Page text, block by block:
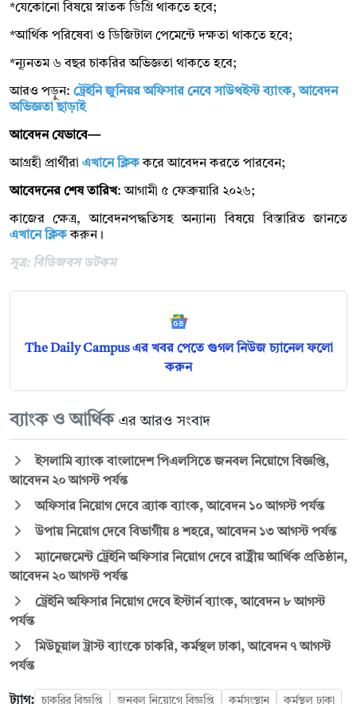
*যেকোনো বিষয়ে স্নাতক ডিগ্রি থাকতে হবে;
*আর্থিক পরিষেবা ও ডিজিটাল পেমেন্টে দক্ষতা থাকতে হবে;
*ন্যূনতম ৬ বছর চাকরির অভিজ্ঞতা থাকতে হবে;
আরও পড়ুন: ট্রেইনি জুনিয়র অফিসার নেবে সাউথইস্ট ব্যাংক, আবেদন
অভিজ্ঞতা ছাড়াই
আবেদন যেভাবে—
আগ্রহী প্রার্থীরা এখানে ক্লিককরে আবেদন করতে পারবেন;
আবেদনের শেষ তারিখ: আগামী ৫ ফেব্রুয়ারি ২০২৬;
কাজের ক্ষেত্র, আবেদনপদ্ধতিসহ অন্যান্য বিষয়ে বিস্তারিত জানতে
এখানে ক্লিককরুন।
সূত্র: বিডিজবস ডটকম
The Daily Campus এর খবর পেতে গুগল নিউজ চ্যানেল ফলো
করুন
ব্যাংক ও আর্থিক এর আরও সংবাদ
ইসলামি ব্যাংক বাংলাদেশ পিএলসিতে জনবল নিয়োগে বিজ্ঞপ্তি,
আবেদন ২০ আগস্ট পর্যন্ত
অফিসার নিয়োগ দেবে ব্র্যাক ব্যাংক, আবেদন ১০ আগস্ট পর্যন্ত
উপায় নিয়োগ দেবে বিভাগীয় ৪ শহরে, আবেদন ১৩ আগস্ট পর্যন্ত
ম্যানেজমেন্ট ট্রেইনি অফিসার নিয়োগ দেবে রাষ্ট্রীয় আর্থিক প্রতিষ্ঠান,
আবেদন ২০ আগস্ট পর্যন্ত
ট্রেইনি অফিসার নিয়োগ দেবে ইস্টার্ন ব্যাংক, আবেদন ৮ আগস্ট
পর্যন্ত
মিউচুয়াল ট্রাস্ট ব্যাংকে চাকরি, কর্মস্থল ঢাকা, আবেদন ৭ আগস্ট
পর্যন্ত
ট্যাগ: চাকরির বিজ্ঞপ্তি জনবল নিয়োগে বিজ্ঞপ্তি কর্মসংস্থান কর্মস্থল ঢাকা